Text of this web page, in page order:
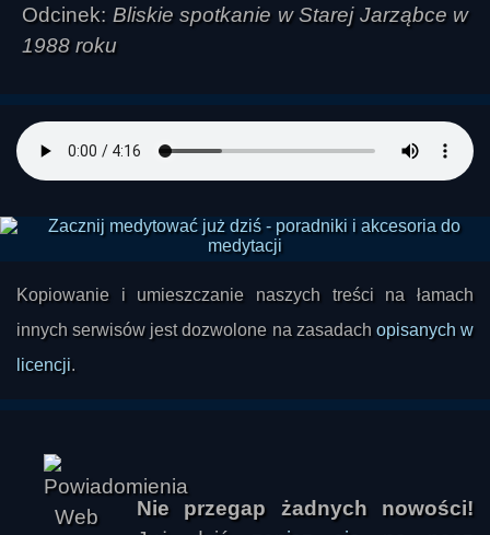
Odcinek: Bliskie spotkanie w Starej Jarząbce w
1988 roku
Kopiowanie i umieszczanie naszych treści na łamach
innych serwisów jest dozwolone na zasadach opisanych w
licencji.
Nie przegap żadnych nowości!